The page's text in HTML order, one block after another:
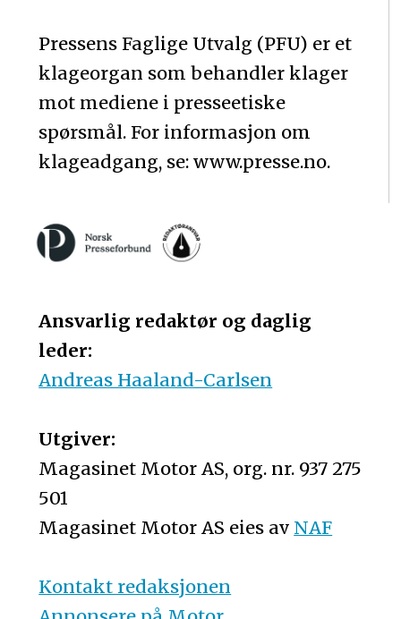
Pressens Faglige Utvalg (PFU) er et
klageorgan som behandler klager
mot mediene i presseetiske
spørsmål. For informasjon om
klageadgang, se: www.presse.no.
Ansvarlig redaktør og daglig
leder:
Andreas Haaland-Carlsen
Utgiver:
Magasinet Motor AS, org. nr. 937 275
501
Magasinet Motor AS eies av NAF
Kontakt redaksjonen